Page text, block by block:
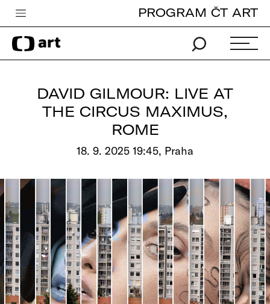
Česká televize
Zpravodajství
iVysílání
edu
Vše o ČT
PROGRAM ČT ART
DAVID GILMOUR: LIVE AT
THE CIRCUS MAXIMUS,
ROME
18. 9. 2025 19:45, Praha